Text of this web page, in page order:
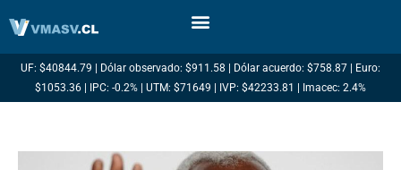
UF: $40844.79 | Dólar observado: $911.58 | Dólar acuerdo: $758.87 | Euro:
$1053.36 | IPC: -0.2% | UTM: $71649 | IVP: $42233.81 | Imacec: 2.4%